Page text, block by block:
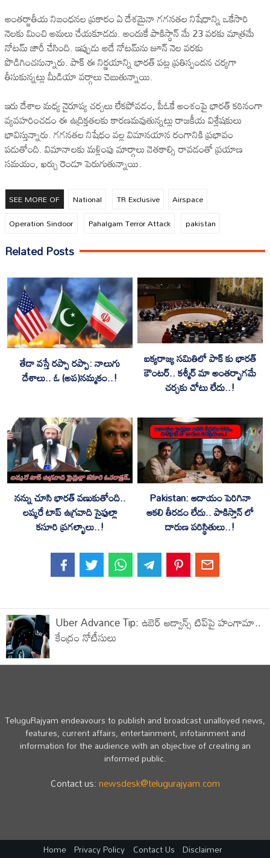
అంతర్జాతీయ నిబంధనల ప్రకారం ఏ దేశమైనా గగనతల నిషేధాన్ని ఒకేసారి
నెలకు మించి అమలు చేయకూడదు. అందుకే పాకిస్థాన్ మే 23 వరకు మాత్రమే
నోటమ్ జారీ చేసింది. ఇప్పుడు అదే నోటమ్‌ను జూన్ నెల వరకు
పొడిగించనున్నారు. పాక్ ఈ నిర్ణయాన్ని భారత్ పట్ల ప్రతిస్పందన చర్యగా
తీసుకున్నట్లు మీడియా వర్గాలు చెబుతున్నాయి.
ఇరు దేశాల మధ్య నైరూప్య చర్చలు లేకపోవడం, పీఓకే అంశంపై భారత్ కఠినంగా
వ్యవహరించడం ఈ ఉద్రిక్తతలకు కారణమవుతున్నట్లు రాజకీయ విశ్లేషకులు
భావిస్తున్నారు. గగనతల నిషేధం వల్ల విమానయాన రంగానికి ప్రభావం
పడుతోంది. విమానాలకు మళ్లింపు మార్గాలు వెతకాల్సి రావడంతో ప్రయాణ
సమయం, ఖర్చు రెండూ పెరుగుతున్నాయి.
SEE MORE OF National TR Exclusive
Airspace
Operation Sindoor
Pahalgam Terror Attack pakistan
Related Posts
తేడా వస్తే రప్పా రప్పా: నాలుగు
దేశాలు.. ఓ (అప)నమ్మకం..!
ఐక్యరాజ్య సమితిలో పాక్ కు భారత్
కౌంటర్.. కశ్మీర్ మా అంతర్భాగమే
చర్చకు చోటు లేదు..!
నన్ను చూసి భారత్ వణుకుతోంది..
లష్కరే టాప్ ఉగ్రవాది సైఫుల్లా
కసూరి ప్రగల్భాలు..!
Pakistan: ఆదాయం పెరిగినా
ఆకలి తీరడం లేదు.. పాకిస్తాన్ లో
దారుణ పరిస్థితులు..!
Uber Advance Tip: ఉబెర్ అడ్వాన్స్ టిప్‌పై హంగామా..
కేంద్రం నోటీసులు
TeluguRajyam endeavours to publish and broadcast unalloyed news,
features, current affairs, entertainment, infotainment and
information for the audience with an objective of creating an
informed public.
Contact us:newsdesk@telugurajyam.com
Home Privacy Policy Contact Us Disclaimer